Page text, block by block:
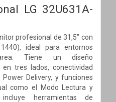
LG 32U631A-
profesional de 31,5″ con
ideal para entornos
Tiene un diseño
tres lados, conectividad
Delivery, y funciones
como el Modo Lectura y
herramientas de